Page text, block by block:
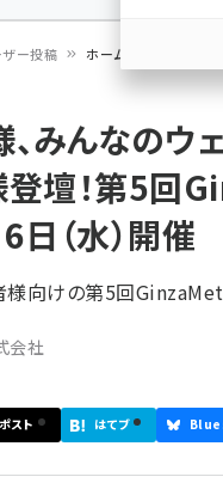
ー投稿 ホームプロ様、みんな
みんなのウ
登壇！第5
（水）開催
様向けの第5回
会社
ポスト はてブ